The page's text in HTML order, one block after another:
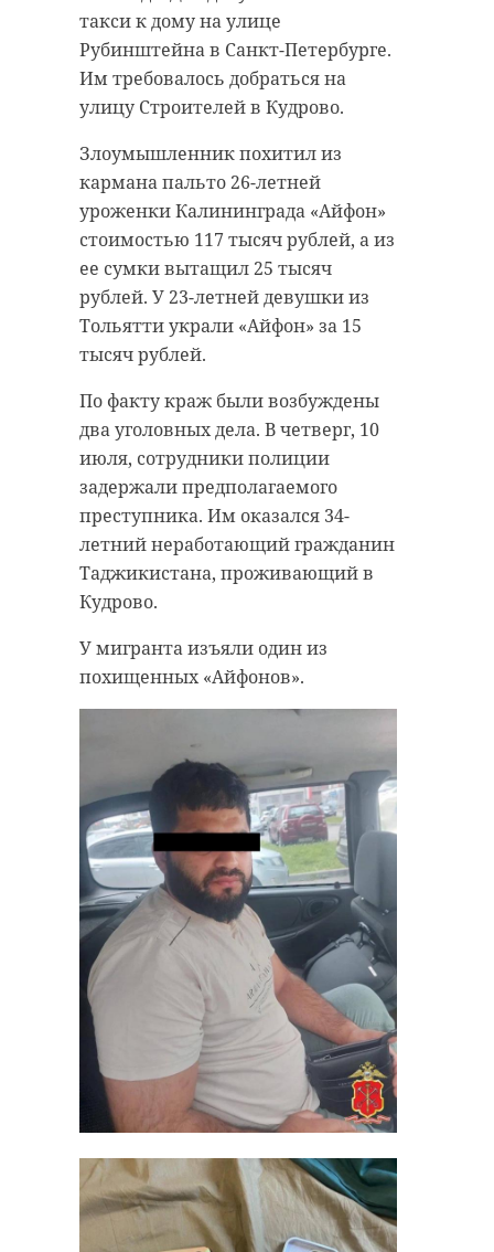
такси к дому на улице
Рубинштейна в Санкт-Петербурге.
Им требовалось добраться на
улицу Строителей в Кудрово.
Злоумышленник похитил из
кармана пальто 26-летней
уроженки Калининграда «Айфон»
стоимостью 117 тысяч рублей, а из
ее сумки вытащил 25 тысяч
рублей. У 23-летней девушки из
Тольятти украли «Айфон» за 15
тысяч рублей.
По факту краж были возбуждены
два уголовных дела. В четверг, 10
июля, сотрудники полиции
задержали предполагаемого
преступника. Им оказался 34-
летний неработающий гражданин
Таджикистана, проживающий в
Кудрово.
У мигранта изъяли один из
похищенных «Айфонов».